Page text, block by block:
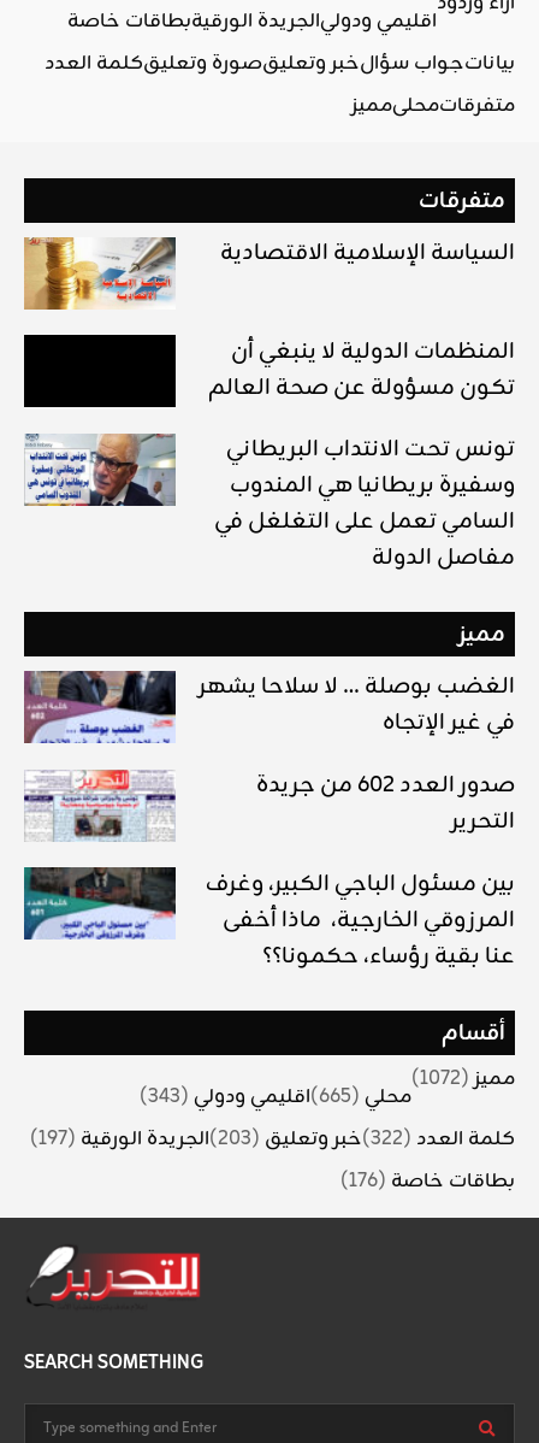
اقليمي ودوليالجريدة الورقيةبطاقات خاصة
بياناتجواب سؤالخبر وتعليقصورة وتعليقكلمة العدد
متفرقاتمحليمميز
متفرقات
السياسة الإسلامية الاقتصادية
المنظمات الدولية لا ينبغي أن
تكون مسؤولة عن صحة العالم
تونس تحت الانتداب البريطاني
وسفيرة بريطانيا هي المندوب
السامي تعمل على التغلغل في
مفاصل الدولة
مميز
الغضب بوصلة … لا سلاحا يشهر
في غير الإتجاه
صدور العدد 602 من جريدة
التحرير
بين مسئول الباجي الكبير، وغرف
المرزوقي الخارجية، ماذا أخفى
عنا بقية رؤساء، حكمونا؟؟
أقسام
مميز(1072)
محلي (665) اقليمي ودولي (343)
كلمة العدد (322) خبر وتعليق (203) الجريدة الورقية (197)
بطاقات خاصة (176)
SEARCH SOMETHING